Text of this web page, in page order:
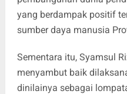
yang berdampak positif
sumber daya manusia
Sementara itu, Syamsul
menyambut baik
dinilainya sebagai